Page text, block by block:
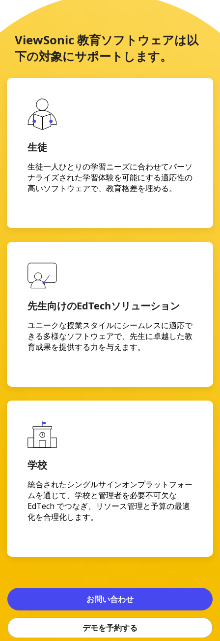
ViewSonic 教育ソフトウェアは以
下の対象にサポートします。
生徒
生徒一人ひとりの学習ニーズに合わせてパーソ
ナライズされた学習体験を可能にする適応性の
高いソフトウェアで、教育格差を埋める。
先生向けのEdTechソリューション
ユニークな授業スタイルにシームレスに適応で
きる多様なソフトウェアで、先生に卓越した教
育成果を提供する力を与えます。
学校
統合されたシングルサインオンプラットフォー
ムを通じて、学校と管理者を必要不可欠な
EdTech でつなぎ、リソース管理と予算の最適
化を合理化します。
お問い合わせ
デモを予約する